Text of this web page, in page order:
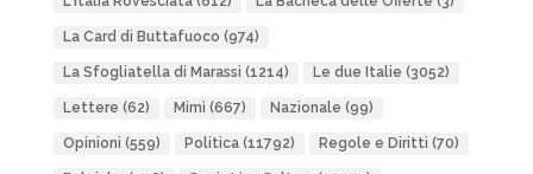
La Card di Buttafuoco (974)
La Sfogliatella di Marassi (1214) Le due Italie (3052)
Lettere (62) Mimì (667) Nazionale (99)
Opinioni (559) Politica(11792) Regole e Diritti (70)